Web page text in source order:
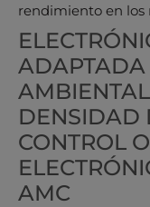
rendimiento en los
ADAPTADA
DENSIDAD
CONTROL
AMC